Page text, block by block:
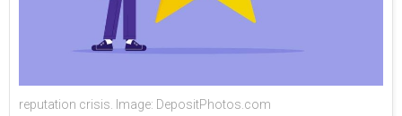
reputation crisis. Image: DepositPhotos.com